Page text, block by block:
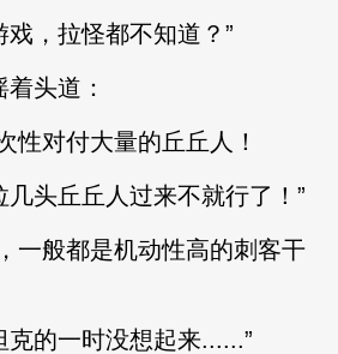
，拉怪都不知道？”
头道：
对付大量的丘丘人！
头丘丘人过来不就行了！”
般都是机动性高的刺客干
的一时没想起来......”